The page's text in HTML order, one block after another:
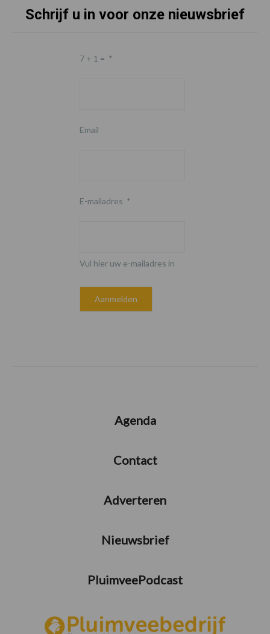
Schrijf u in voor onze nieuwsbrief
7 + 1 = *
Email
E-mailadres *
Vul hier uw e-mailadres in
Agenda
Contact
Adverteren
Nieuwsbrief
PluimveePodcast